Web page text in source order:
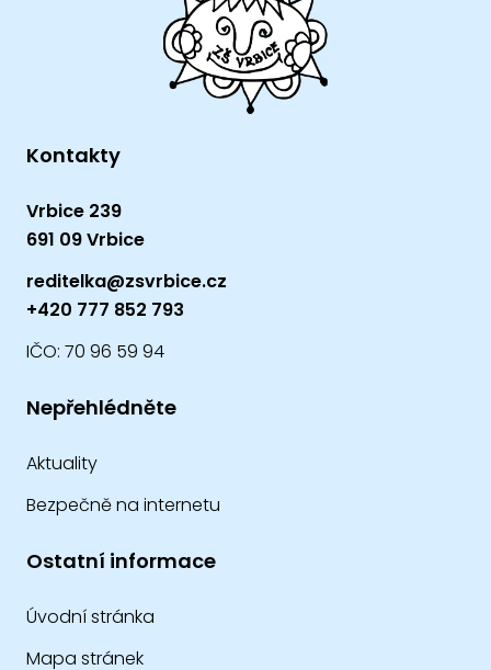
Kontakty
Vrbice 239
691 09 Vrbice
reditelka@zsvrbice.cz
+420 777 852 793
IČO: 70 96 59 94
Nepřehlédněte
Aktuality
Bezpečně na internetu
Ostatní informace
Úvodní stránka
Mapa stránek